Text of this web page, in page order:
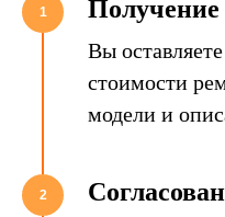
1 Получение
Вы
стоимости
модели и
2